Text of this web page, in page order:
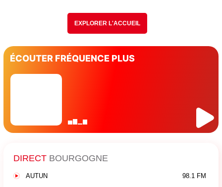
EXPLORER L'ACCUEIL
ÉCOUTER FRÉQUENCE PLUS
DIRECT BOURGOGNE
AUTUN 98.1 FM